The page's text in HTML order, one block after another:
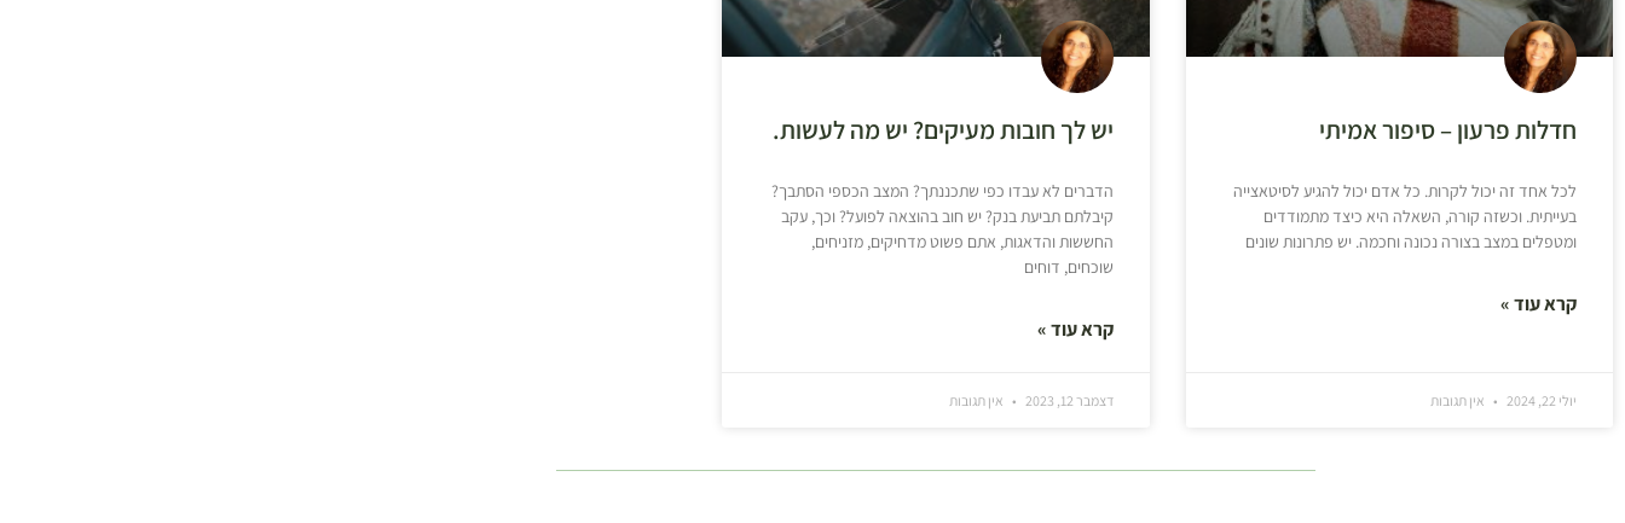
חדלות פרעון – סיפור אמיתי
לכל אחד זה יכול לקרות. כל אדם יכול להגיע לסיטאצייה
בעייתית. וכשזה קורה, השאלה היא כיצד מתמודדים
ומטפלים במצב בצורה נכונה וחכמה. יש פתרונות שונים
קרא עוד »
יולי 22, 2024 אין תגובות
יש לך חובות מעיקים? יש מה לעשות.
הדברים לא עבדו כפי שתכננתך? המצב הכספי הסתבך?
קיבלתם תביעת בנק? יש חוב בהוצאה לפועל? וכך, עקב
החששות והדאגות, אתם פשוט מדחיקים, מזניחים,
שוכחים, דוחים
קרא עוד »
דצמבר 12, 2023 אין תגובות